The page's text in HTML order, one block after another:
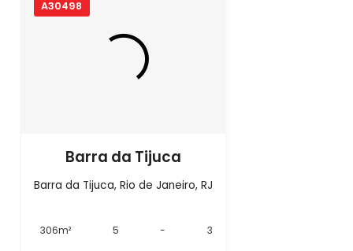
A30498
Barra da Tijuca
Barra da Tijuca, Rio de Janeiro, RJ
306m² 5 - 3